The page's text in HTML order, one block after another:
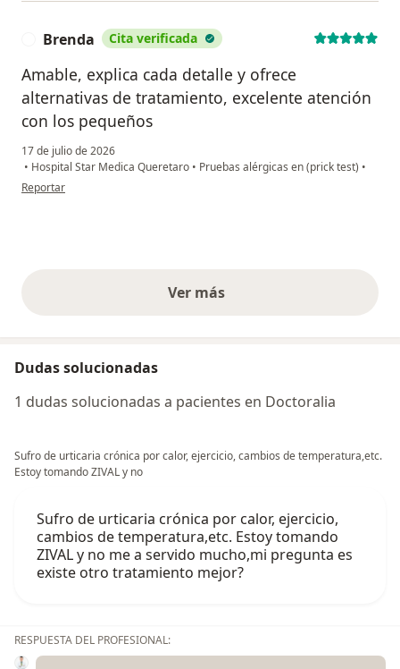
Brenda Cita verificada
Amable, explica cada detalle y ofrece
alternativas de tratamiento, excelente atención
con los pequeños
17 de julio de 2026
• Hospital Star Medica Queretaro • Pruebas alérgicas en (prick test) •
en opinión del usuario Brenda
Reportar
Ver másopiniones anteriores
Dudas solucionadas
1 dudas solucionadas a pacientes en Doctoralia
Sufro de urticaria crónica por calor, ejercicio, cambios de temperatura,etc.
Estoy tomando ZIVAL y no
Sufro de urticaria crónica por calor, ejercicio,
cambios de temperatura,etc. Estoy tomando
ZIVAL y no me a servido mucho,mi pregunta es
existe otro tratamiento mejor?
RESPUESTA DEL PROFESIONAL: